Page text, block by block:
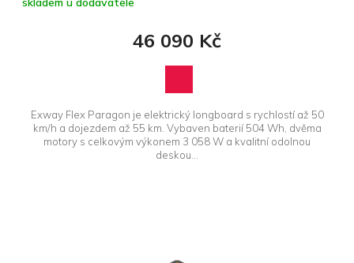
46 090 Kč
Exway Flex Paragon je elektrický longboard s rychlostí až 50
km/h a dojezdem až 55 km. Vybaven baterií 504 Wh, dvěma
motory s celkovým výkonem 3 058 W a kvalitní odolnou
deskou...